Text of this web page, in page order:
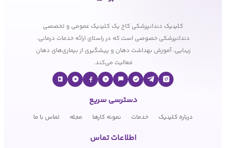
کلینیک دندانپزشکی کاخ یک کلینیک عمومی و تخصصی
دندانپزشکی خصوصی است که در راستای ارائه خدمات درمانی،
زیبایی، آموزش بهداشت دهان و پیشگیری از بیماری‌های دهان
فعالیت می‌کند.
دسترسی سریع
درباره کلینیک خدمات نمونه کارها مجله تماس با ما
اطلاعات تماس